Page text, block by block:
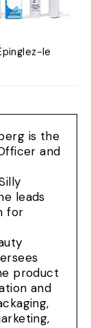
le
is the
and
leads
for
product
and